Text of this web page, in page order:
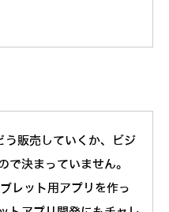
販売していくか、ビジ
で決まっていません。
レット用アプリを作っ